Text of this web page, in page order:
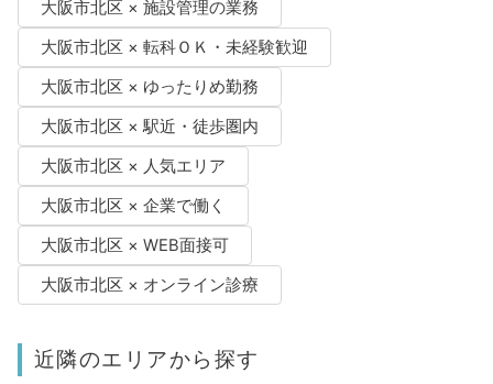
大阪市北区 × 施設管理の業務
大阪市北区 × 転科ＯＫ・未経験歓迎
大阪市北区 × ゆったりめ勤務
大阪市北区 × 駅近・徒歩圏内
大阪市北区 × 人気エリア
大阪市北区 × 企業で働く
大阪市北区 × WEB面接可
大阪市北区 × オンライン診療
近隣のエリアから探す